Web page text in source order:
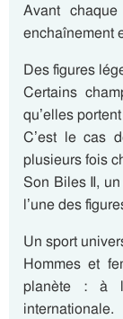
Avant
enchaînement
Des figures
Certains
qu’elles
C’est le cas
plusieurs fois
Son Biles II,
l’une des
Un sport
Hommes et
planète : à
internationale.